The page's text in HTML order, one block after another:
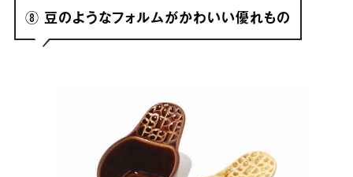
⑧ 豆のようなフォルムがかわいい優れもの